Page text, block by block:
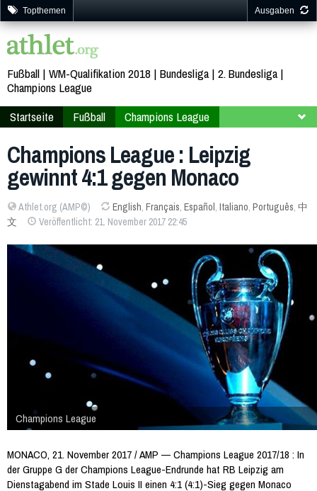
Topthemen Ausgaben
Fußball WM-Qualifikation 2018 Bundesliga 2. Bundesliga
Champions League
Startseite
Fußball
Champions League
Champions League : Leipzig
gewinnt 4:1 gegen Monaco
Athlet.org (AMP©) English, Français, Español, Italiano, Português, 中
文
Veröffentlicht: 21. November 2017 22:45
Champions League
MONACO, 21. November 2017 / AMP — Champions League 2017/18 : In
der Gruppe G der Champions League-Endrunde hat RB Leipzig am
Dienstagabend im Stade Louis II einen 4:1 (4:1)-Sieg gegen Monaco